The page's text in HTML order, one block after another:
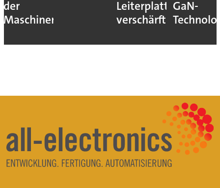
der
Maschinen
Leiterplatten
verschärft
GaN-